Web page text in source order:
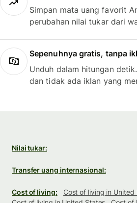
Simpan mata uang favorit
perubahan nilai tukar dari
Sepenuhnya gratis, tanpa
Unduh dalam hitungan
dan tidak ada iklan yang
Nilai tukar:
Transfer uang internasional:
Cost of living:
Cost of living in United